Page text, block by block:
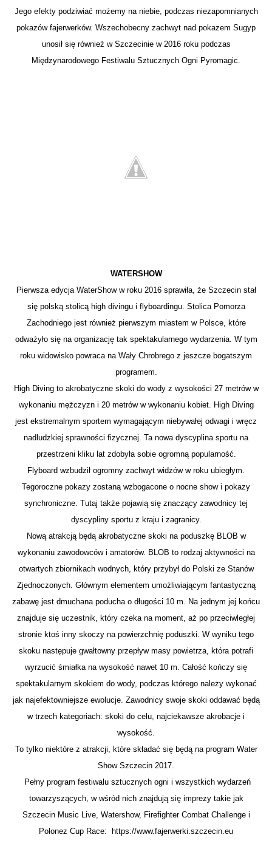
Jego efekty podziwiać możemy na niebie, podczas niezapomnianych
pokazów fajerwerków. Wszechobecny zachwyt nad pokazem Sugyp
unosił się również w Szczecinie w 2016 roku podczas
Międzynarodowego Festiwalu Sztucznych Ogni Pyromagic.
WATERSHOW
Pierwsza edycja WaterShow w roku 2016 sprawiła, że Szczecin stał
się polską stolicą high divingu i flyboardingu. Stolica Pomorza
Zachodniego jest również pierwszym miastem w Polsce, które
odważyło się na organizację tak spektakularnego wydarzenia. W tym
roku widowisko powraca na Wały Chrobrego z jeszcze bogatszym
programem.
High Diving to akrobatyczne skoki do wody z wysokości 27 metrów w
wykonaniu mężczyzn i 20 metrów w wykonaniu kobiet. High Diving
jest ekstremalnym sportem wymagającym niebywałej odwagi i wręcz
nadludzkiej sprawności fizycznej. Ta nowa dyscyplina sportu na
przestrzeni kliku lat zdobyła sobie ogromną popularność.
Flyboard wzbudził ogromny zachwyt widzów w roku ubiegłym.
Tegoroczne pokazy zostaną wzbogacone o nocne show i pokazy
synchroniczne. Tutaj także pojawią się znaczący zawodnicy tej
dyscypliny sportu z kraju i zagranicy.
Nową atrakcją będą akrobatyczne skoki na poduszkę BLOB w
wykonaniu zawodowców i amatorów. BLOB to rodzaj aktywności na
otwartych zbiornikach wodnych, który przybył do Polski ze Stanów
Zjednoczonych. Głównym elementem umożliwiającym fantastyczną
zabawę jest dmuchana poducha o długości 10 m. Na jednym jej końcu
znajduje się uczestnik, który czeka na moment, aż po przeciwległej
stronie ktoś inny skoczy na powierzchnię poduszki. W wyniku tego
skoku następuje gwałtowny przepływ masy powietrza, która potrafi
wyrzucić śmiałka na wysokość nawet 10 m. Całość kończy się
spektakularnym skokiem do wody, podczas którego należy wykonać
jak najefektowniejsze ewolucje. Zawodnicy swoje skoki oddawać będą
w trzech kategoriach: skoki do celu, najciekawsze akrobacje i
wysokość.
To tylko niektóre z atrakcji, które składać się będą na program Water
Show Szczecin 2017.
Pełny program festiwalu sztucznych ogni i wszystkich wydarzeń
towarzyszących, w wśród nich znajdują się imprezy takie jak
Szczecin Music Live, Watershow, Firefighter Combat Challenge i
Polonez Cup Race:
https://www.fajerwerki.szczecin.eu